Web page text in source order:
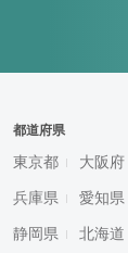
都道府県
東京都 大阪府
兵庫県 愛知県
静岡県 北海道